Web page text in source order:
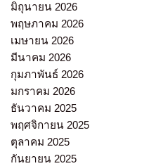
มิถุนายน 2026
พฤษภาคม 2026
เมษายน 2026
มีนาคม 2026
กุมภาพันธ์ 2026
มกราคม 2026
ธันวาคม 2025
พฤศจิกายน 2025
ตุลาคม 2025
กันยายน 2025